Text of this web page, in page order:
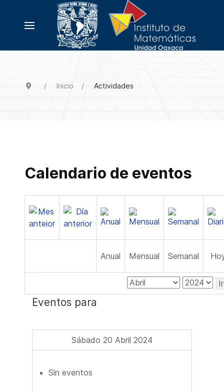
Inicio Actividades
Calendario de eventos
Anual Mensual Semanal
Eventos para
Sábado 20 Abril 2024
Sin eventos